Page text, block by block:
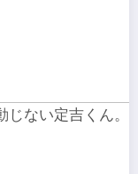
じない定吉くん。